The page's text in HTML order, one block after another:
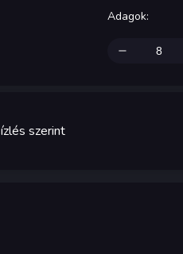
Adagok:
ízlés szerint